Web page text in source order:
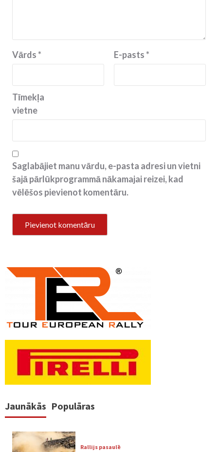
Vārds* E-pasts*
Tīmekļa
vietne
Saglabājiet manu vārdu, e-pasta adresi un vietni
šajā pārlūkprogrammā nākamajai reizei, kad
vēlēšos pievienot komentāru.
Jaunākās Populāras
Rallijs pasaulē